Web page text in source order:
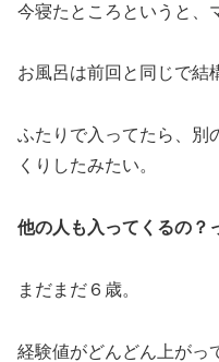
今寝たところというと、
お風呂は前回と同じで結
ふたりで入ってたら、別
くりしたみたい。
他の人も入ってくるの？
まだまだ６歳。
経験値がどんどん上がっ